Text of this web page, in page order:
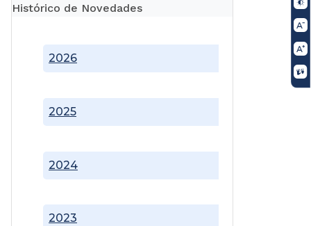
Histórico de Novedades
2023
2024
2025
2026